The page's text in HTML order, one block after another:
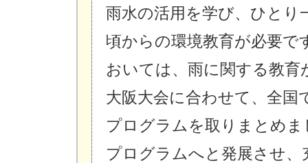
雨水の活用を学び、ひと
頃からの環境教育が必要
おいては、雨に関する教
大阪大会に合わせて、全国
プログラムを取りまとめ
プログラムへと発展させ